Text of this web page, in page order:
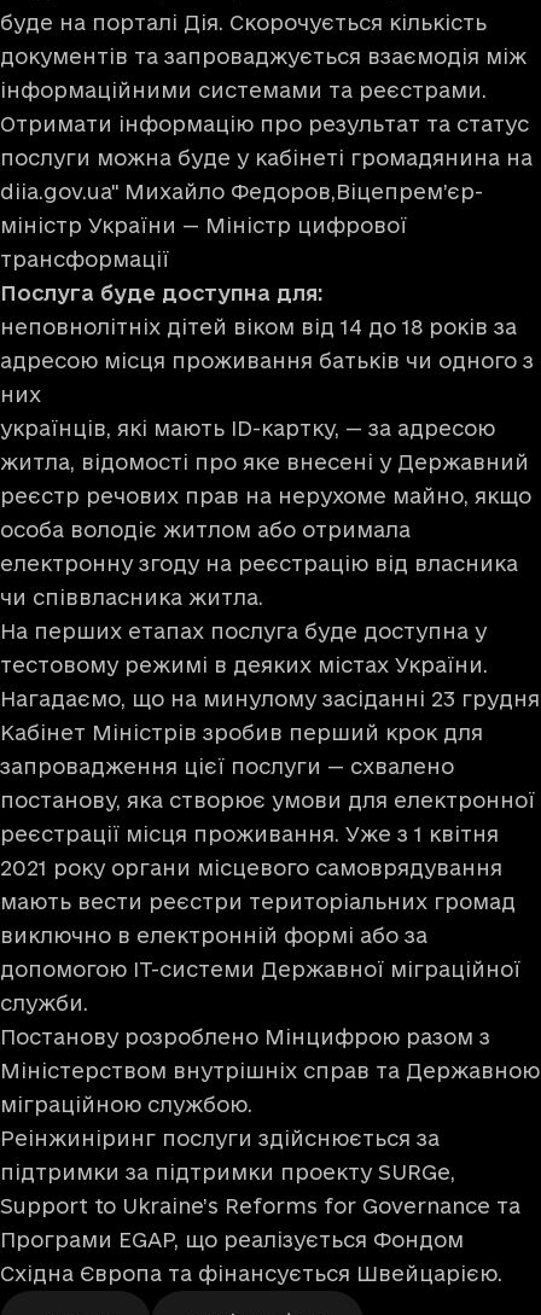
буде на порталі Дія. Скорочується кількість
документів та запроваджується взаємодія між
інформаційними системами та реєстрами.
Отримати інформацію про результат та статус
послуги можна буде у кабінеті громадянина на
diia.gov.ua" Михайло Федоров,Віцепрем’єр-
міністр України — Міністр цифрової
трансформації
Послуга буде доступна для:
неповнолітніх дітей віком від 14 до 18 років за
адресою місця проживання батьків чи одного з
них
українців, які мають ID-картку, — за адресою
житла, відомості про яке внесені у Державний
реєстр речових прав на нерухоме майно, якщо
особа володіє житлом або отримала
електронну згоду на реєстрацію від власника
чи співвласника житла.
На перших етапах послуга буде доступна у
тестовому режимі в деяких містах України.
Нагадаємо, що на минулому засіданні 23 грудня
Кабінет Міністрів зробив перший крок для
запровадження цієї послуги — схвалено
постанову, яка створює умови для електронної
реєстрації місця проживання. Уже з 1 квітня
2021 року органи місцевого самоврядування
мають вести реєстри територіальних громад
виключно в електронній формі або за
допомогою ІТ-системи Державної міграційної
служби.
Постанову розроблено Мінцифрою разом з
Міністерством внутрішніх справ та Державною
міграційною службою.
Реінжиніринг послуги здійснюється за
підтримки за підтримки проекту SURGe,
Support to Ukraine’s Reforms for Governance та
Програми EGAP, що реалізується Фондом
Східна Європа та фінансується Швейцарією.